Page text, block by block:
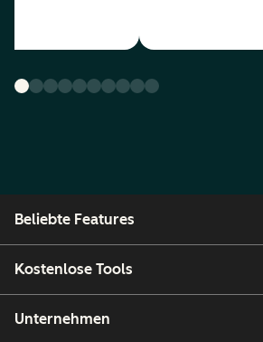
Beliebte Features
Kostenlose Tools
Unternehmen